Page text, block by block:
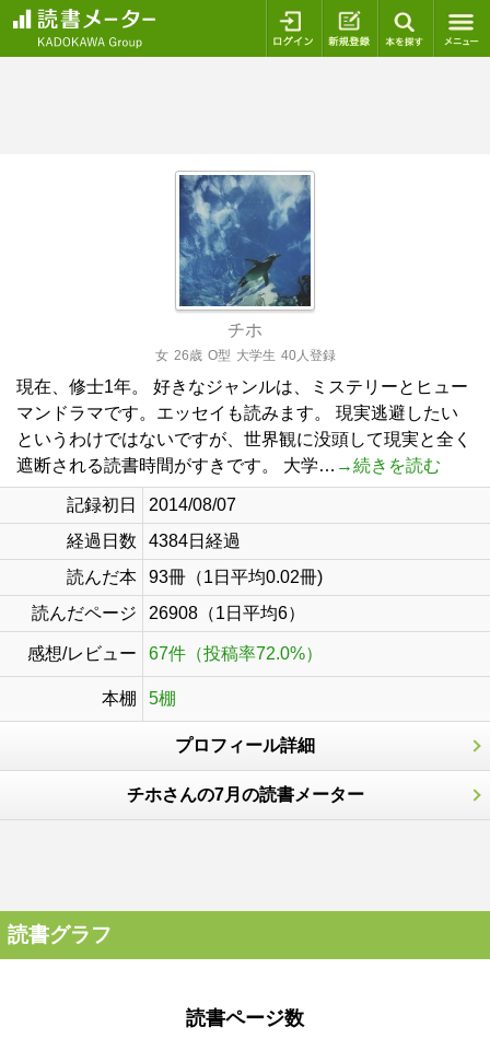
ログイン 新規登録
チホ
女 26歳 O型 大学生 40人登録
現在、修士1年。 好きなジャンルは、ミステリーとヒュー
マンドラマです。エッセイも読みます。 現実逃避したい
というわけではないですが、世界観に没頭して現実と全く
遮断される読書時間がすきです。 大学… →続きを読む
記録初日
2014/08/07
経過日数
4384日経過
読んだ本
93冊（1日平均0.02冊)
読んだページ
26908（1日平均6）
感想/レビュー 67件（投稿率72.0%）
本棚 5棚
プロフィール詳細
チホさんの7月の読書メーター
読書グラフ
読書ページ数